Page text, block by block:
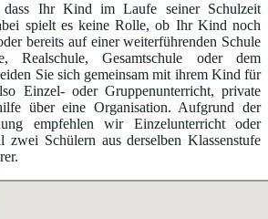
Ihr Kind im Laufe seiner Schulzeit
spielt es keine Rolle, ob Ihr Kind noch
bereits auf einer weiterführenden Schule
Realschule, Gesamtschule oder dem
Sie sich gemeinsam mit ihrem Kind für
Einzel- oder Gruppenunterricht, private
über eine Organisation. Aufgrund der
empfehlen wir Einzelunterricht oder
zwei Schülern aus derselben Klassenstufe